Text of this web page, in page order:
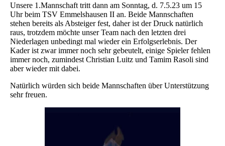
Unsere 1.Mannschaft tritt dann am Sonntag, d. 7.5.23 um 15
Uhr beim TSV Emmelshausen II an. Beide Mannschaften
stehen bereits als Absteiger fest, daher ist der Druck natürlich
raus, trotzdem möchte unser Team nach den letzten drei
Niederlagen unbedingt mal wieder ein Erfolgserlebnis. Der
Kader ist zwar immer noch sehr gebeutelt, einige Spieler fehlen
immer noch, zumindest Christian Luitz und Tamim Rasoli sind
aber wieder mit dabei.
Natürlich würden sich beide Mannschaften über Unterstützung
sehr freuen.